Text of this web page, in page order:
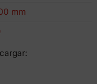
mm